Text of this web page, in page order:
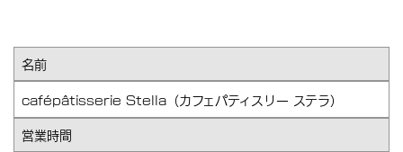
名前
cafépâtisserie Stella（カフェパティスリー ステラ）
営業時間